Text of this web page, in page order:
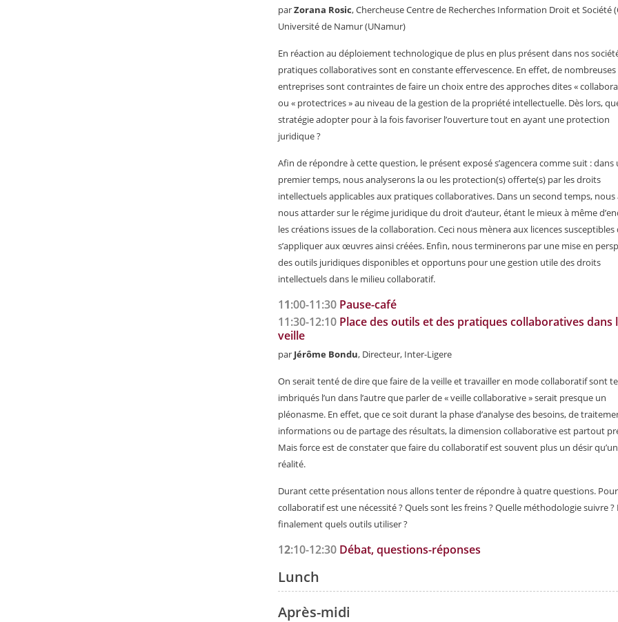
parZorana Rosic, Chercheuse Centre de Recherches Information Droit et Société
Université de Namur (UNamur)
En réaction au déploiement technologique de plus en plus présent dans nos
pratiques collaboratives sont en constante effervescence. En effet, de nombreuses
entreprises sont contraintes de faire un choix entre des approches dites «
ou « protectrices » au niveau de la gestion de la propriété intellectuelle. Dès lors,
stratégie adopter pour à la fois favoriser l’ouverture tout en ayant une protection
juridique ?
Afin de répondre à cette question, le présent exposé s’agencera comme suit : dans
premier temps, nous analyserons la ou les protection(s) offerte(s) par les droits
intellectuels applicables aux pratiques collaboratives. Dans un second temps, nous
nous attarder sur le régime juridique du droit d’auteur, étant le mieux à même
les créations issues de la collaboration. Ceci nous mènera aux licences susceptibles
s’appliquer aux œuvres ainsi créées. Enfin, nous terminerons par une mise en
des outils juridiques disponibles et opportuns pour une gestion utile des droits
intellectuels dans le milieu collaboratif.
11:00-11:30 Pause-café
11:30-12:10 Place des outils et des pratiques collaboratives dans
veille
par Jérôme Bondu, Directeur, Inter-Ligere
On serait tenté de dire que faire de la veille et travailler en mode collaboratif sont
imbriqués l’un dans l’autre que parler de « veille collaborative » serait presque un
pléonasme. En effet, que ce soit durant la phase d’analyse des besoins, de
informations ou de partage des résultats, la dimension collaborative est partout
Mais force est de constater que faire du collaboratif est souvent plus un désir
réalité.
Durant cette présentation nous allons tenter de répondre à quatre questions.
collaboratif est une nécessité ? Quels sont les freins ? Quelle méthodologie suivre ?
finalement quels outils utiliser ?
12:10-12:30 Débat, questions-réponses
Lunch
Après-midi